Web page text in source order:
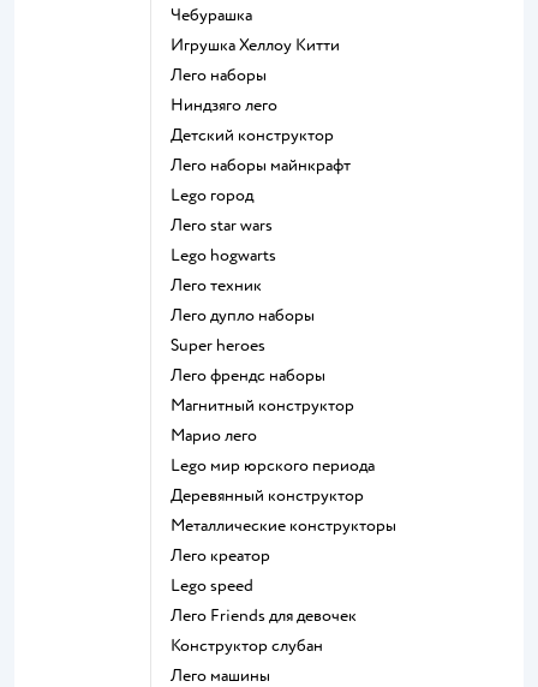
Чебурашка
Игрушка Хеллоу Китти
Лего наборы
Ниндзяго лего
Детский конструктор
Лего наборы майнкрафт
Lego город
Лего star wars
Lego hogwarts
Лего техник
Лего дупло наборы
Super heroes
Лего френдс наборы
Магнитный конструктор
Марио лего
Lego мир юрского периода
Деревянный конструктор
Металлические конструкторы
Лего креатор
Lego speed
Лего Friends для девочек
Конструктор слубан
Лего машины